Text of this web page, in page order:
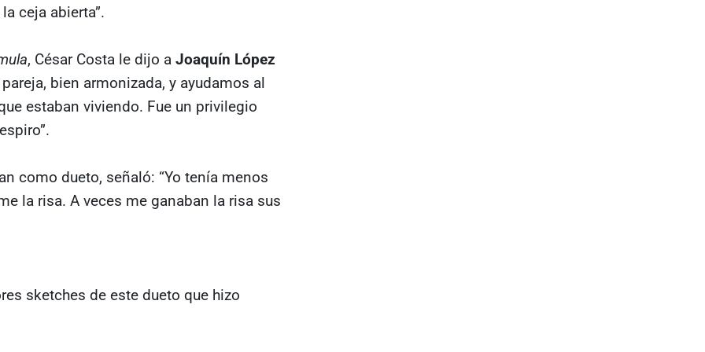
ceja abierta”.
, César Costa le dijo a Joaquín López
bien armonizada, y ayudamos al
estaban viviendo. Fue un privilegio
como dueto, señaló: “Yo tenía menos
la risa. A veces me ganaban la risa sus
sketches de este dueto que hizo